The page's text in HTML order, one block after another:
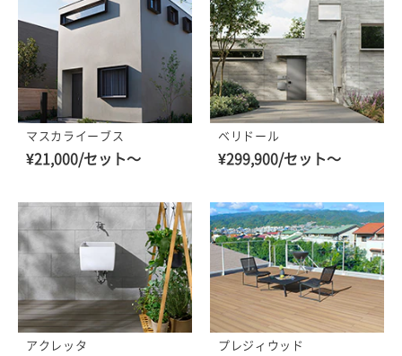
マスカライーブス
¥21,000/セット～
ベリドール
¥299,900/セット～
アクレッタ プレジィウッド